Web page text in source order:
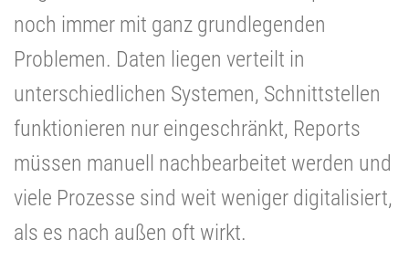
noch immer mit ganz grundlegenden
Problemen. Daten liegen verteilt in
unterschiedlichen Systemen, Schnittstellen
funktionieren nur eingeschränkt, Reports
müssen manuell nachbearbeitet werden und
viele Prozesse sind weit weniger digitalisiert,
als es nach außen oft wirkt.